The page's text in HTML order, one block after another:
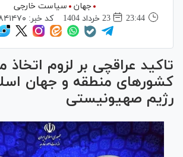
جهان
سیاست خارجی
23:44
23 خرداد 1404 کد خبر:
تاکید عراقچی بر لزوم
کشور‌های منطقه و جهان
رژیم صهیونیستی